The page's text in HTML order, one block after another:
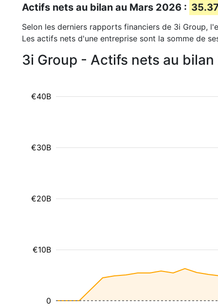
Actifs nets au bilan au Mars 2026 :
Selon les derniers rapports financiers de 3i Group,
Les actifs nets d'une entreprise sont la somme de
3i Group - Actifs nets au
€10B
€20B
€30B
€40B
0